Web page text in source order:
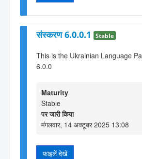
संस्करण 6.0.0.1 Stable
This is the Ukrainian Language
6.0.0
Maturity
Stable
पर जारी किया
मंगलवार, 14 अक्टूबर 2025 13:08
फ़ाइलें देखें